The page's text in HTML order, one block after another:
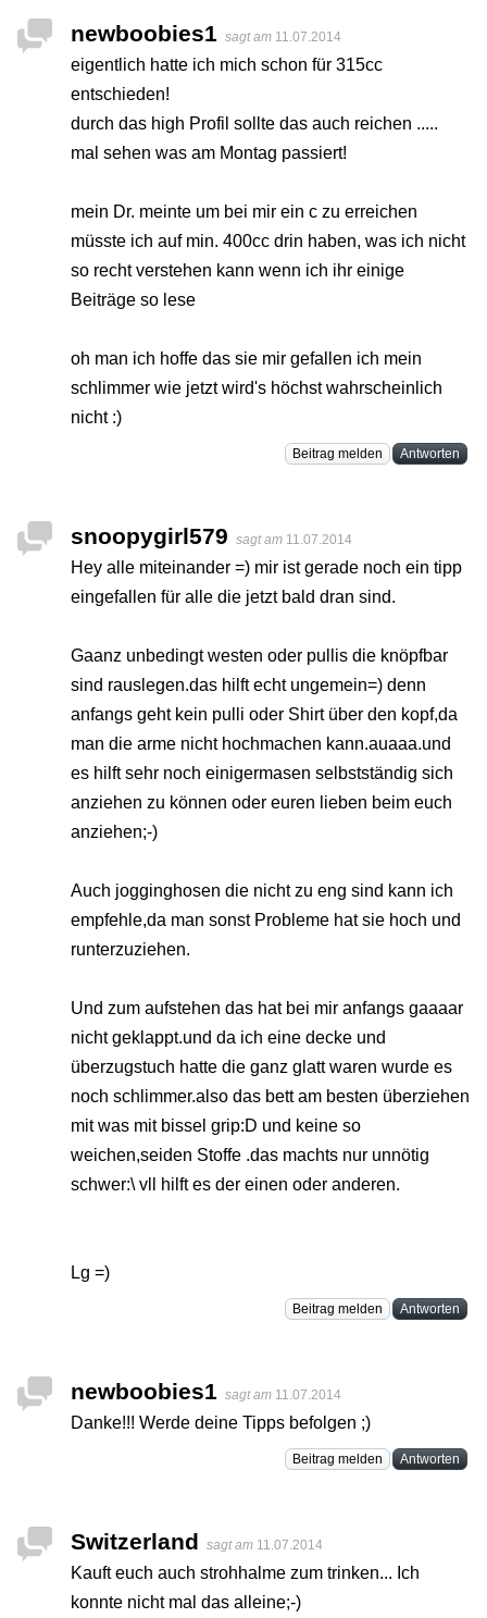
newboobies1 sagt am 11.07.2014
eigentlich hatte ich mich schon für 315cc
entschieden!
durch das high Profil sollte das auch reichen .....
mal sehen was am Montag passiert!
mein Dr. meinte um bei mir ein c zu erreichen
müsste ich auf min. 400cc drin haben, was ich nicht
so recht verstehen kann wenn ich ihr einige
Beiträge so lese
oh man ich hoffe das sie mir gefallen ich mein
schlimmer wie jetzt wird's höchst wahrscheinlich
nicht :)
Beitrag melden Antworten
snoopygirl579 sagt am 11.07.2014
Hey alle miteinander =) mir ist gerade noch ein tipp
eingefallen für alle die jetzt bald dran sind.
Gaanz unbedingt westen oder pullis die knöpfbar
sind rauslegen.das hilft echt ungemein=) denn
anfangs geht kein pulli oder Shirt über den kopf,da
man die arme nicht hochmachen kann.auaaa.und
es hilft sehr noch einigermasen selbstständig sich
anziehen zu können oder euren lieben beim euch
anziehen;-)
Auch jogginghosen die nicht zu eng sind kann ich
empfehle,da man sonst Probleme hat sie hoch und
runterzuziehen.
Und zum aufstehen das hat bei mir anfangs gaaaar
nicht geklappt.und da ich eine decke und
überzugstuch hatte die ganz glatt waren wurde es
noch schlimmer.also das bett am besten überziehen
mit was mit bissel grip:D und keine so
weichen,seiden Stoffe .das machts nur unnötig
schwer:\ vll hilft es der einen oder anderen.
Lg =)
Beitrag melden Antworten
newboobies1 sagt am 11.07.2014
Danke!!! Werde deine Tipps befolgen ;)
Beitrag melden Antworten
Switzerland sagt am 11.07.2014
Kauft euch auch strohhalme zum trinken... Ich
konnte nicht mal das alleine;-)